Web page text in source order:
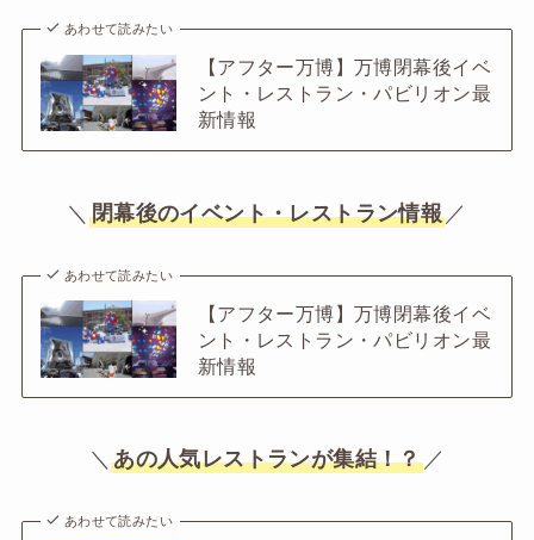
あわせて読みたい
【アフター万博】万博閉幕後イベ
ント・レストラン・パビリオン最
新情報
＼ 閉幕後のイベント・レストラン情報 ／
あわせて読みたい
【アフター万博】万博閉幕後イベ
ント・レストラン・パビリオン最
新情報
＼あの人気レストランが集結！？／
あわせて読みたい